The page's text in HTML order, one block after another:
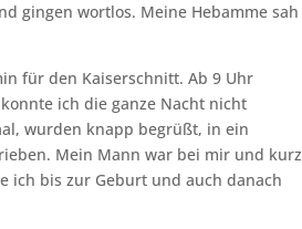
gingen wortlos. Meine Hebamme sah
für den Kaiserschnitt. Ab 9 Uhr
ich die ganze Nacht nicht
wurden knapp begrüßt, in ein
Mein Mann war bei mir und kurz
ich bis zur Geburt und auch danach